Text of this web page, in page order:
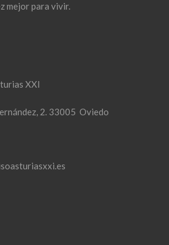
mejor para vivir.
XXI
2. 33005 Oviedo